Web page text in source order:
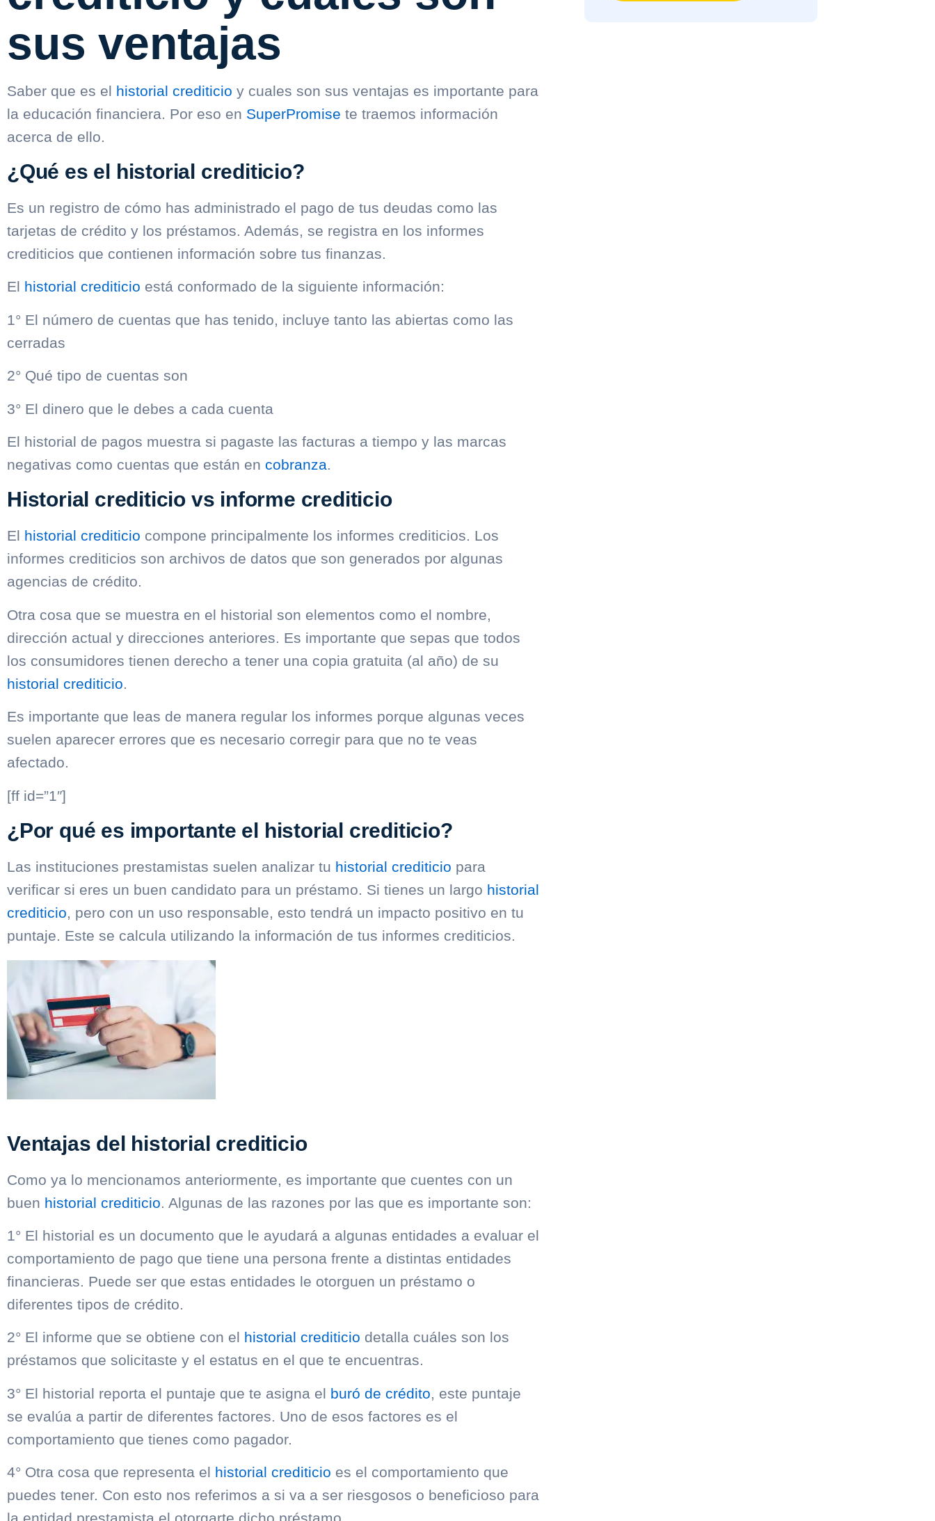
sus ventajas
Saber que es el historial crediticio y cuales son sus ventajas es importante para
la educación financiera. Por eso en SuperPromise te traemos información
acerca de ello.
¿Qué es el historial crediticio?
Es un registro de cómo has administrado el pago de tus deudas como las
tarjetas de crédito y los préstamos. Además, se registra en los informes
crediticios que contienen información sobre tus finanzas.
El historial crediticio está conformado de la siguiente información:
1° El número de cuentas que has tenido, incluye tanto las abiertas como las
cerradas
2° Qué tipo de cuentas son
3° El dinero que le debes a cada cuenta
El historial de pagos muestra si pagaste las facturas a tiempo y las marcas
negativas como cuentas que están en cobranza.
Historial crediticio vs informe crediticio
El historial crediticio compone principalmente los informes crediticios. Los
informes crediticios son archivos de datos que son generados por algunas
agencias de crédito.
Otra cosa que se muestra en el historial son elementos como el nombre,
dirección actual y direcciones anteriores. Es importante que sepas que todos
los consumidores tienen derecho a tener una copia gratuita (al año) de su
historial crediticio.
Es importante que leas de manera regular los informes porque algunas veces
suelen aparecer errores que es necesario corregir para que no te veas
afectado.
[ff id=”1″]
¿Por qué es importante el historial crediticio?
Las instituciones prestamistas suelen analizar tu historial crediticio para
verificar si eres un buen candidato para un préstamo. Si tienes un largo historial
crediticio, pero con un uso responsable, esto tendrá un impacto positivo en tu
puntaje. Este se calcula utilizando la información de tus informes crediticios.
Ventajas del historial crediticio
Como ya lo mencionamos anteriormente, es importante que cuentes con un
buen historial crediticio. Algunas de las razones por las que es importante son:
1° El historial es un documento que le ayudará a algunas entidades a evaluar el
comportamiento de pago que tiene una persona frente a distintas entidades
financieras. Puede ser que estas entidades le otorguen un préstamo o
diferentes tipos de crédito.
2° El informe que se obtiene con el historial crediticio detalla cuáles son los
préstamos que solicitaste y el estatus en el que te encuentras.
3° El historial reporta el puntaje que te asigna el buró de crédito, este puntaje
se evalúa a partir de diferentes factores. Uno de esos factores es el
comportamiento que tienes como pagador.
4° Otra cosa que representa el historial crediticio es el comportamiento que
puedes tener. Con esto nos referimos a si va a ser riesgosos o beneficioso para